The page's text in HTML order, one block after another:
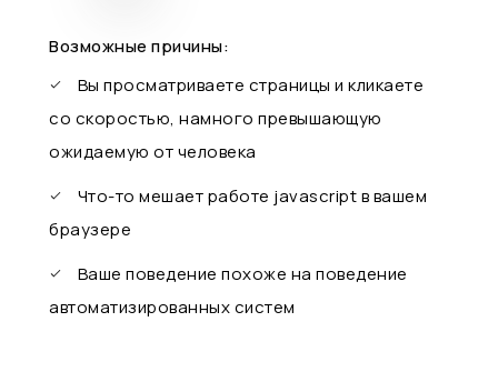
Возможные причины:
Вы просматриваете страницы и кликаете
со скоростью, намного превышающую
ожидаемую от человека
Что-то мешает работе javascript в вашем
браузере
Ваше поведение похоже на поведение
автоматизированных систем